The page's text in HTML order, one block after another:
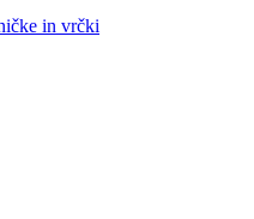
in vrčki